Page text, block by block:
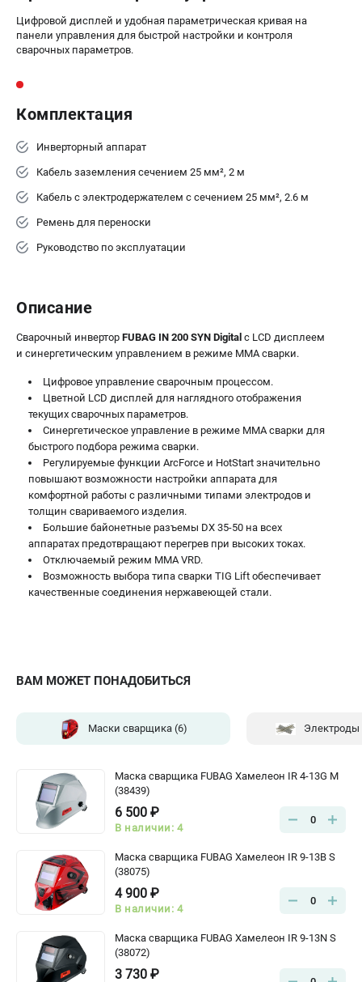
ВАМ МОЖЕТ ПОНАДОБИТЬСЯ
Маски сварщика(6)
Маска сварщика FUBAG Хамелеон IR 4-13G M
(38439)
6 500 ₽
В наличии: 4
0
Маска сварщика FUBAG Хамелеон IR 9-13B S
(38075)
4 900 ₽
В наличии: 4
0
Маска сварщика FUBAG Хамелеон IR 9-13N S
(38072)
3 730 ₽
Цифровой дисплей и удобная параметрическая кривая на
панели управления для быстрой настройки и контроля
сварочных параметров.
Комплектация
Инверторный аппарат
Кабель заземления сечением 25 мм², 2 м
Кабель с электродержателем с сечением 25 мм², 2.6 м
Ремень для переноски
Руководство по эксплуатации
Описание
Сварочный инвертор FUBAG IN 200 SYN Digital c LCD дисплеем
и синергетическим управлением в режиме MMA сварки.
Цифровое управление сварочным процессом.
Цветной LCD дисплей для наглядного отображения
текущих сварочных параметров.
Синергетическое управление в режиме ММА сварки для
быстрого подбора режима сварки.
Регулируемые функции ArcForce и HotStart значительно
повышают возможности настройки аппарата для
комфортной работы с различными типами электродов и
толщин свариваемого изделия.
Большие байонетные разъемы DX 35-50 на всех
аппаратах предотвращают перегрев при высоких токах.
Отключаемый режим ММА VRD.
Возможность выбора типа сварки TIG Lift обеспечивает
качественные соединения нержавеющей стали.